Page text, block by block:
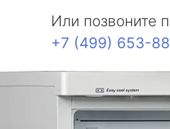
Или позвоните
+7 (499) 653-